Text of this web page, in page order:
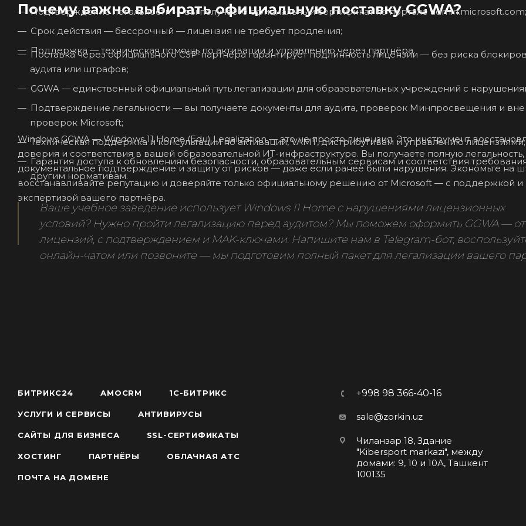
Подтверждение легальности — вы получаете официальный сертификат на портале admin.microsoft.com;
Срок действия — бессрочный — лицензия не требует продления;
Поддержка — техническая помощь по активации и управлению через партнёра.
Почему важно выбирать официальную поставку GGWA?
Поставка через официального CSP-партнёра гарантирует подлинность лицензии — без риска
аудита или штрафов;
GGWA — единственный официальный путь легализации для образовательных учреждений с
Подтверждение легальности — вы получаете документы для аудита, проверок Минпросвещения и
проверок Microsoft;
Техническая поддержка и консультации по активации, VAMT, дистрибутивам и управлению лицензиями;
Гарантия доступа к обновлениям безопасности, образовательным сервисам и соответствия
другим нормативам.
Windows GGWA — Windows 11 Home (Edu) Legalization — это не просто лицензия. Это инструмент
доверия и соответствия в вашей образовательной ИТ-инфраструктуре. Вы получаете полную легальность,
документальное подтверждение и защиту от рисков — даже если ранее были нарушения. Экономьте на
восстанавливайте репутацию и доверяйте только официальному решению от Microsoft — с поддержкой и
экспертизой вашего партнёра.
Ваше учебное заведение использует Windows 11 Home с нарушениями лицензионных
условий? Нужно пройти легализацию перед аудитом? Мы поможем оформить GGWA — от
лицензий, с подтверждением и MAK-ключами. Напишите нам в Telegram-бот,
онлайн-чатом или позвоните — мы подготовим полный пакет для легализации вашего
БИТРИКС24 AMOCRM 1С-БИТРИКС
УСЛУГИ И СЕРВИСЫ АНТИВИРУСЫ
САЙТЫ ДЛЯ БИЗНЕСА SSL-СЕРТИФИКАТЫ
ХОСТИНГ ПАРТНЁРЫ ОБЛАЧНАЯ АТС
ПОЧТА НА ДОМЕНЕ
+998 98 366-40-16
sale@zorkin.uz
Чиланзар 18, Здание
"Kibersport markazi", между
домами: 9, 10 и 10А, Ташкент
100135